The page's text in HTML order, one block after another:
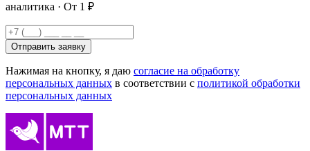
аналитика · От 1 ₽
Отправить заявку
Нажимая на кнопку, я даю согласие на обработку
персональных данных в соответствии с политикой обработки
персональных данных